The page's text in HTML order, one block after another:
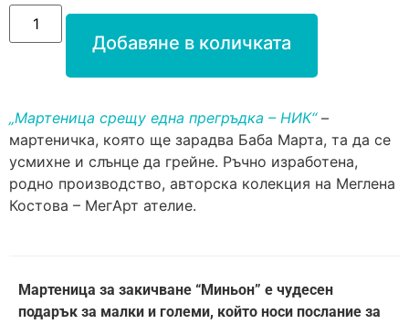
Добавяне в количката
„Мартеница срещу една прегръдка – НИК“ –
мартеничка, която ще зарадва Баба Марта, та да се
усмихне и слънце да грейне. Ръчно изработена,
родно производство, авторска колекция на Меглена
Костова – МегАрт ателие.
Мартеница за закичване “Миньон” е чудесен
подарък за малки и големи, който носи послание за